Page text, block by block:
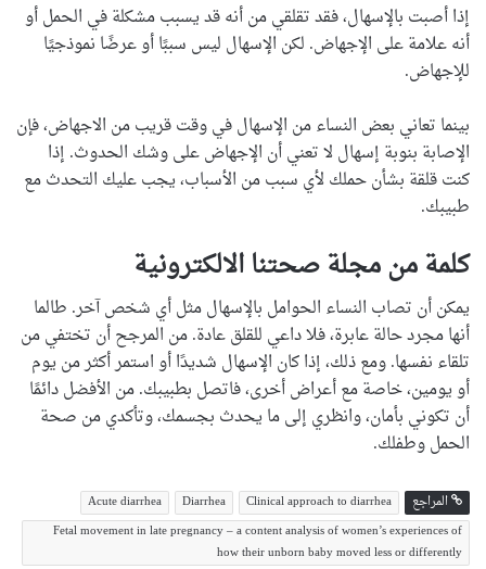
إذا أصبت بالإسهال، فقد تقلقي من أنه قد يسبب مشكلة في الحمل أو
أنه علامة على الإجهاض. لكن الإسهال ليس سببًا أو عرضًا نموذجيًا
للإجهاض.
بينما تعاني بعض النساء من الإسهال في وقت قريب من الاجهاض، فإن
الإصابة بنوبة إسهال لا تعني أن الإجهاض على وشك الحدوث. إذا
كنت قلقة بشأن حملك لأي سبب من الأسباب، يجب عليك التحدث مع
طبيبك.
كلمة من مجلة صحتنا الالكترونية
يمكن أن تصاب النساء الحوامل بالإسهال مثل أي شخص آخر. طالما
أنها مجرد حالة عابرة، فلا داعي للقلق عادة. من المرجح أن تختفي من
تلقاء نفسها. ومع ذلك، إذا كان الإسهال شديدًا أو استمر أكثر من يوم
أو يومين، خاصة مع أعراض أخرى، فاتصل بطبيبك. من الأفضل دائمًا
أن تكوني بأمان، وانظري إلى ما يحدث بجسمك، وتأكدي من صحة
الحمل وطفلك.
المراجع Clinical approach to diarrhea
Diarrhea
Acute diarrhea
Fetal movement in late pregnancy – a content analysis of women’s experiences of
how their unborn baby moved less or differently